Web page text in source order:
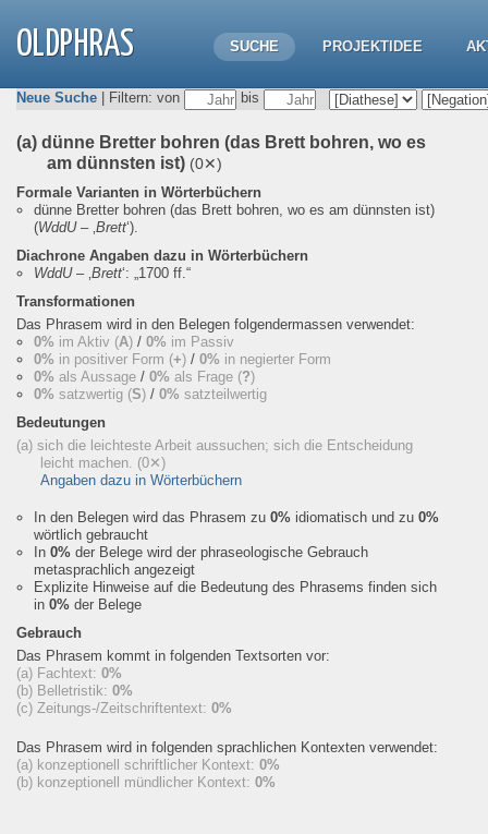
OLDPHRAS SUCHE PROJEKTIDEE
Neue Suche | Filtern: von bis
(a) dünne Bretter bohren (das Brett bohren, wo es
am dünnsten ist) (0✕)
Formale Varianten in Wörterbüchern
dünne Bretter bohren (das Brett bohren, wo es am dünnsten ist)
(WddU– ‚Brett‘).
Diachrone Angaben dazu in Wörterbüchern
WddU– ‚Brett‘: „1700 ff.“
Transformationen
Das Phrasem wird in den Belegen folgendermassen verwendet:
0% im Aktiv (A) / 0% im Passiv
0% in positiver Form (+) / 0% in negierter Form
0% als Aussage / 0% als Frage (?)
0% satzwertig (S) / 0% satzteilwertig
Bedeutungen
(a) sich die leichteste Arbeit aussuchen; sich die Entscheidung
leicht machen. (0✕)
Angaben dazu in Wörterbüchern
In den Belegen wird das Phrasem zu 0% idiomatisch und zu 0%
wörtlich gebraucht
In 0% der Belege wird der phraseologische Gebrauch
metasprachlich angezeigt
Explizite Hinweise auf die Bedeutung des Phrasems finden sich
in 0% der Belege
Gebrauch
Das Phrasem kommt in folgenden Textsorten vor:
(a) Fachtext: 0%
(b) Belletristik: 0%
(c) Zeitungs-/Zeitschriftentext: 0%
Das Phrasem wird in folgenden sprachlichen Kontexten verwendet:
(a) konzeptionell schriftlicher Kontext: 0%
(b) konzeptionell mündlicher Kontext: 0%